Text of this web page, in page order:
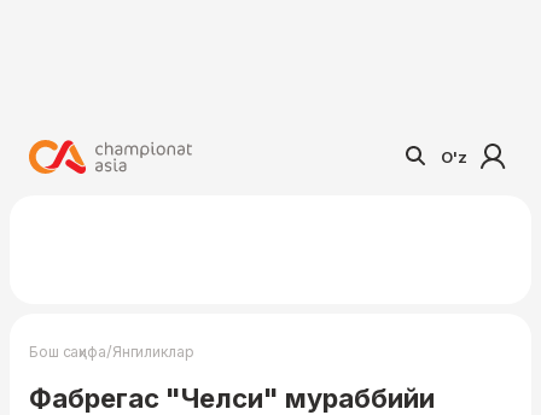
O'z
Бош саҳифа/Янгиликлар
Фабрегас "Челси" мураббийи